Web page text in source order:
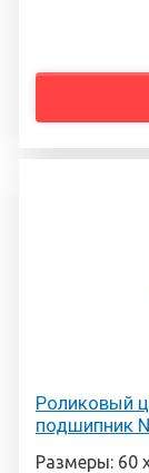
Роликовый
подшипник
Размеры: 60